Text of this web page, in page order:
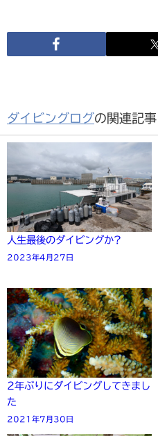
ダイビングログの関連記事
人生最後のダイビングか?
2023年4月27日
2年ぶりにダイビングしてきまし
た
2021年7月30日